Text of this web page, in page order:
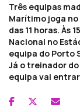
Três equipas
Marítimo joga
das 11 horas. Às
Nacional no
equipa do Porto
Já o treinador
equipa vai